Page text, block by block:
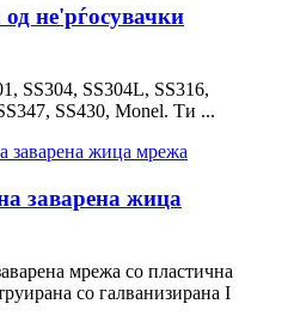
не'рѓосувачки
SS304, SS304L, SS316,
SS430, Monel. Ти ...
заварена жица
мрежа со пластична
со галванизирана I